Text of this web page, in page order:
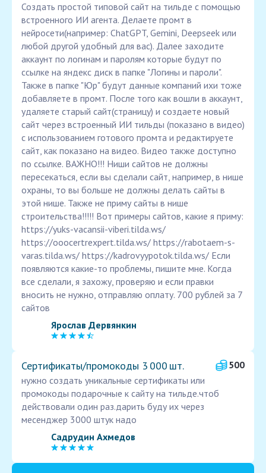
Создать простой типовой сайт на тильде с помощью
встроенного ИИ агента. Делаете промт в
нейросети(например: ChatGPT, Gemini, Deepseek или
любой другой удобный для вас). Далее заходите
аккаунт по логинам и паролям которые будут по
ссылке на яндекс диск в папке "Логины и пароли".
Также в папке "Юр" будут данные компаний ихи тоже
добавляете в промт. После того как вошли в аккаунт,
удаляете старый сайт(страницу) и создаете новый
сайт через встроенный ИИ тильды (показано в видео)
с использованием готового промта и редактируете
сайт, как показано на видео. Видео также доступно
по ссылке. ВАЖНО!!! Ниши сайтов не должны
пересекаться, если вы сделали сайт, например, в нише
охраны, то вы больше не должны делать сайты в
этой нише. Также не приму сайты в нише
строительства!!!!! Вот примеры сайтов, какие я приму:
https://yuks-vacansii-viberi.tilda.ws/
https://ooocertrexpert.tilda.ws/ https://rabotaem-s-
varas.tilda.ws/ https://kadrovyypotok.tilda.ws/ Если
появляются какие-то проблемы, пишите мне. Когда
все сделали, я захожу, проверяю и если правки
вносить не нужно, отправляю оплату. 700 рублей за 7
сайтов
Ярослав Дервянкин
Сертификаты/промокоды 3 000 шт.
500
нужно создать уникальные сертификаты или
промокоды подарочные к сайту на тильде.чтоб
действовали один раз.дарить буду их через
месенджер 3000 штук надо
Садрудин Ахмедов